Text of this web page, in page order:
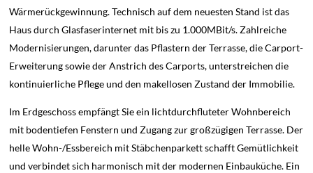
Wärmerückgewinnung. Technisch auf dem neuesten Stand ist das
Haus durch Glasfaserinternet mit bis zu 1.000MBit/s. Zahlreiche
Modernisierungen, darunter das Pflastern der Terrasse, die Carport-
Erweiterung sowie der Anstrich des Carports, unterstreichen die
kontinuierliche Pflege und den makellosen Zustand der Immobilie.
Im Erdgeschoss empfängt Sie ein lichtdurchfluteter Wohnbereich
mit bodentiefen Fenstern und Zugang zur großzügigen Terrasse. Der
helle Wohn-/Essbereich mit Stäbchenparkett schafft Gemütlichkeit
und verbindet sich harmonisch mit der modernen Einbauküche. Ein